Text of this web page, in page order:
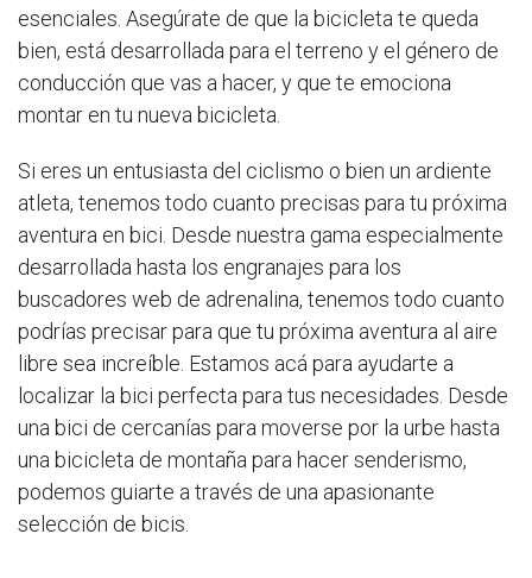
esenciales. Asegúrate de que la bicicleta te queda
bien, está desarrollada para el terreno y el género de
conducción que vas a hacer, y que te emociona
montar en tu nueva bicicleta.
Si eres un entusiasta del ciclismo o bien un ardiente
atleta, tenemos todo cuanto precisas para tu próxima
aventura en bici. Desde nuestra gama especialmente
desarrollada hasta los engranajes para los
buscadores web de adrenalina, tenemos todo cuanto
podrías precisar para que tu próxima aventura al aire
libre sea increíble. Estamos acá para ayudarte a
localizar la bici perfecta para tus necesidades. Desde
una bici de cercanías para moverse por la urbe hasta
una bicicleta de montaña para hacer senderismo,
podemos guiarte a través de una apasionante
selección de bicis.